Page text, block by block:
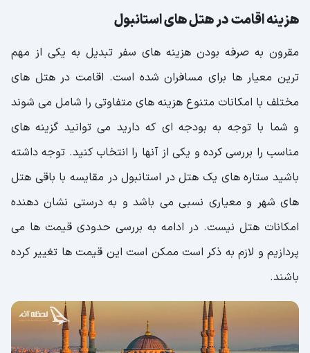
هزینه اقامت در هتل های استانبول
مقرون به صرفه بودن هزینه های سفر تبدیل به یکی از مهم
ترین معیار ها برای مسافران شده است. اقامت در هتل های
مختلف با امکانات متنوع هزینه های متفاوتی را شامل می شوند
و شما با توجه به بودجه ای که دارید می توانید گزینه های
مناسب را بررسی کرده و یکی از آنها را انتخاب کنید. توجه داشته
باشید ستاره های یک هتل در استانبول در مقایسه با باقی هتل
های شهر و معیاری نسبی می باشد و به درستی نشان دهنده
امکانات هتل نیست. در ادامه به بررسی حدودی قیمت ها می
پردازیم و لازم به ذکر است ممکن است این قیمت ها تغییر کرده
باشند.